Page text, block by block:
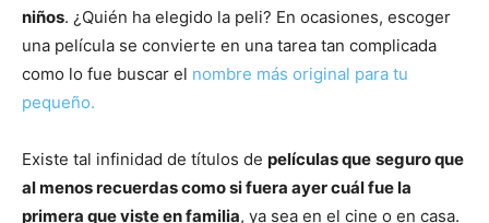
niños. ¿Quién ha elegido la peli? En ocasiones, escoger
una película se convierte en una tarea tan complicada
como lo fue buscar el nombre más original para tu
pequeño.
Existe tal infinidad de títulos de películas que seguro que
al menos recuerdas como si fuera ayer cuál fue la
primera que viste en familia, ya sea en el cine o en casa.